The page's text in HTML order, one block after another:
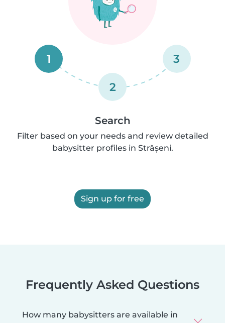
1
2
3
Search
Filter based on your needs and review detailed
babysitter profiles in Strășeni.
Sign up for free
Frequently Asked Questions
How many babysitters are available in